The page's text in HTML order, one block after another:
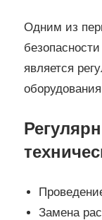
Одним из
является
Замена